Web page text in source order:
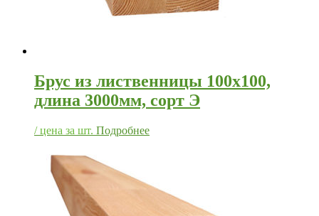
Брус из лиственницы 100х100,
длина 3000мм, сорт Э
/ цена за шт. Подробнее